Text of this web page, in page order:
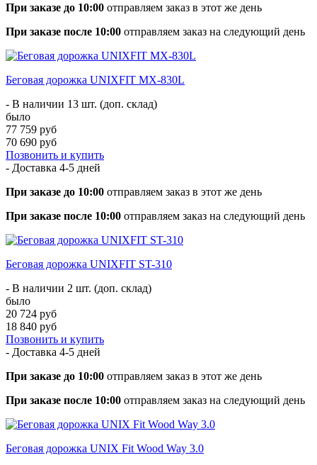
При заказе до 10:00 отправляем заказ в этот же день
При заказе после 10:00 отправляем заказ на следующий день
Беговая дорожка UNIXFIT MX-830L
- В наличии 13 шт. (доп. склад)
было
77 759 руб
70 690 руб
Позвонить и купить
- Доставка 4-5 дней
При заказе до 10:00 отправляем заказ в этот же день
При заказе после 10:00 отправляем заказ на следующий день
Беговая дорожка UNIXFIT ST-310
- В наличии 2 шт. (доп. склад)
было
20 724 руб
18 840 руб
Позвонить и купить
- Доставка 4-5 дней
При заказе до 10:00 отправляем заказ в этот же день
При заказе после 10:00 отправляем заказ на следующий день
Беговая дорожка UNIX Fit Wood Way 3.0